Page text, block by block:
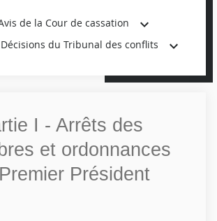
de la Cour de cassation
du Tribunal des conflits
I - Arrêts des
et ordonnances
Président